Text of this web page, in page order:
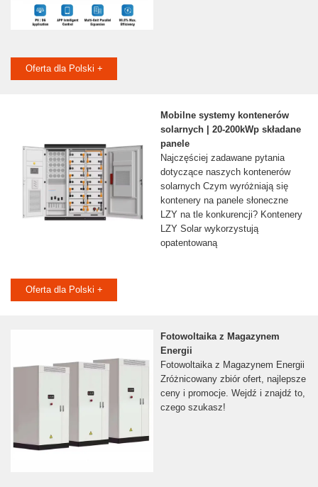
Oferta dla Polski +
Mobilne systemy kontenerów
solarnych | 20-200kWp składane
panele
Najczęściej zadawane pytania
dotyczące naszych kontenerów
solarnych Czym wyróżniają się
kontenery na panele słoneczne
LZY na tle konkurencji? Kontenery
LZY Solar wykorzystują
opatentowaną
Oferta dla Polski +
Fotowoltaika z Magazynem
Energii
Fotowoltaika z Magazynem Energii
Zróżnicowany zbiór ofert, najlepsze
ceny i promocje. Wejdź i znajdź to,
czego szukasz!